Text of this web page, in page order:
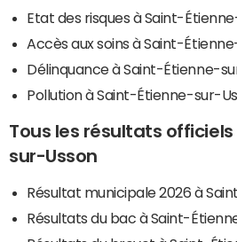
Etat des risques à Saint-
Accès aux soins à Saint-
Délinquance à Saint-Étienne-
Pollution à Saint-Étienne-sur-
Tous les résultats
sur-Usson
Résultat municipale 2026 à
Résultats du bac à Saint-